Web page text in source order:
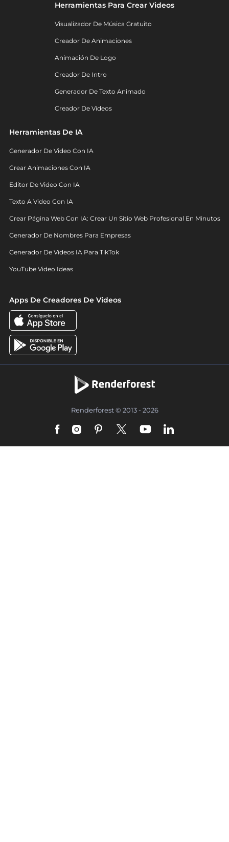
Herramientas Para Crear Videos
Visualizador De Música Gratuito
Creador De Animaciones
Animación De Logo
Creador De Intro
Generador De Texto Animado
Creador De Videos
Herramientas De IA
Generador De Video Con IA
Crear Animaciones Con IA
Editor De Video Con IA
Texto A Video Con IA
Crear Página Web Con IA: Crear Un Sitio Web Profesional En Minutos
Generador De Nombres Para Empresas
Generador De Videos IA Para TikTok
YouTube Video Ideas
Apps De Creadores De Videos
Renderforest © 2013 - 2026